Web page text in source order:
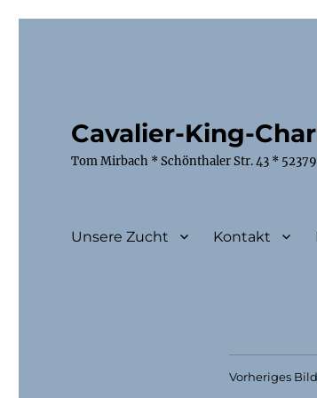
Cavalier-King-
Tom Mirbach * Schönthaler Str. 43 *
Unsere Zucht Kontakt
Vorheriges Bild